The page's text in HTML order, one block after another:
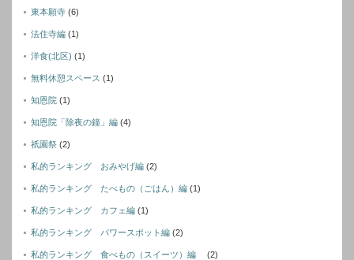
東本願寺 (6)
法住寺編 (1)
洋食(北区) (1)
無料休憩スペース (1)
知恩院 (1)
知恩院「除夜の鐘」編 (4)
祇園祭 (2)
私的ランキング おみやげ編 (2)
私的ランキング たべもの（ごはん）編 (1)
私的ランキング カフェ編 (1)
私的ランキング パワースポット編 (2)
私的ランキング 食べもの（スイーツ）編 (2)